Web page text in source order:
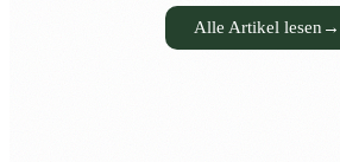
Alle Artikel lesen →